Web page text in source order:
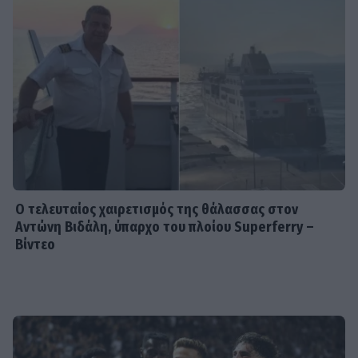
Λευκό πουκάμισο και μάξι φούστα! Η
Δανάη Παππά με το πιο κλασσικό και
αξεπέραστο σύνολο
αλήθεια
Θεσσαλονίκη
Ο τελευταίος χαιρετισμός της θάλασσας στον
Αντώνη Βιδάλη, ύπαρχο του πλοίου Superferry –
Βίντεο